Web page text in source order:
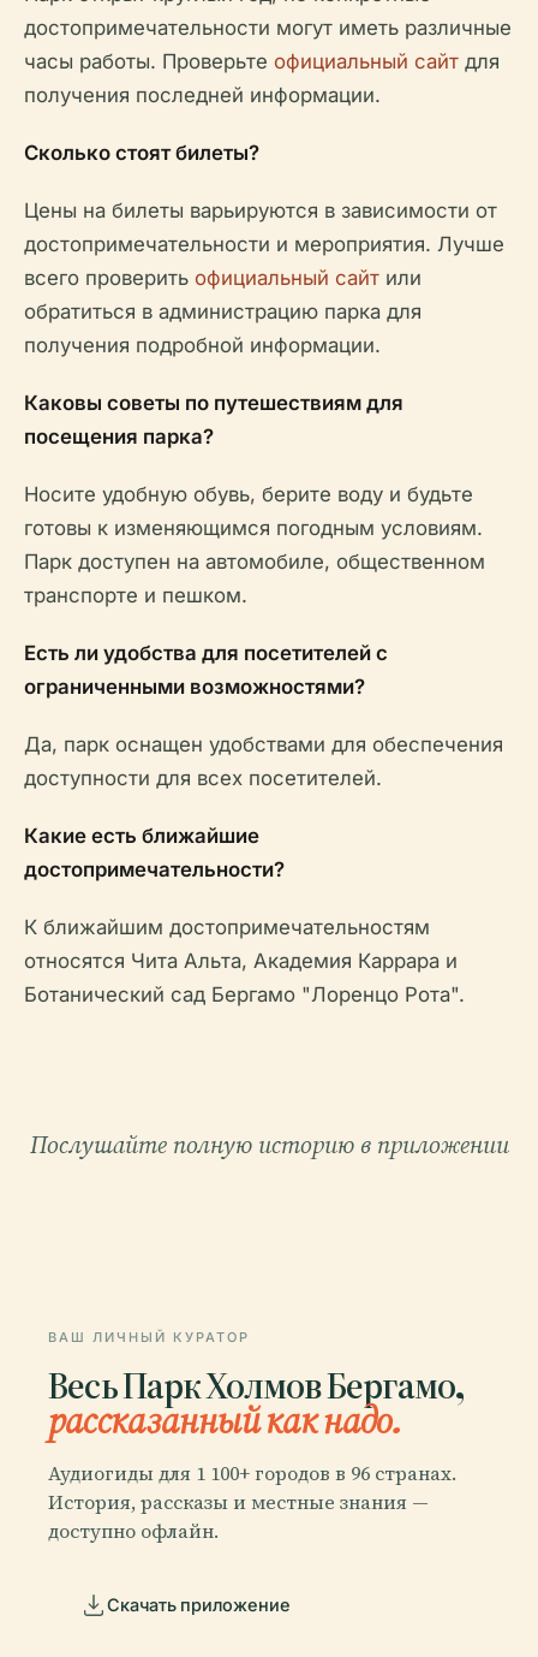
достопримечательности могут иметь различные
часы работы. Проверьте официальный сайт для
получения последней информации.
Сколько стоят билеты?
Цены на билеты варьируются в зависимости от
достопримечательности и мероприятия. Лучше
всего проверить официальный сайт или
обратиться в администрацию парка для
получения подробной информации.
Каковы советы по путешествиям для
посещения парка?
Носите удобную обувь, берите воду и будьте
готовы к изменяющимся погодным условиям.
Парк доступен на автомобиле, общественном
транспорте и пешком.
Есть ли удобства для посетителей с
ограниченными возможностями?
Да, парк оснащен удобствами для обеспечения
доступности для всех посетителей.
Какие есть ближайшие
достопримечательности?
К ближайшим достопримечательностям
относятся Чита Альта, Академия Каррара и
Ботанический сад Бергамо "Лоренцо Рота".
Послушайте полную историю в приложении
ВАШ ЛИЧНЫЙ КУРАТОР
Весь Парк Холмов Бергамо,
рассказанный как надо.
Аудиогиды для 1 100+ городов в 96 странах.
История, рассказы и местные знания —
доступно офлайн.
Скачать приложение